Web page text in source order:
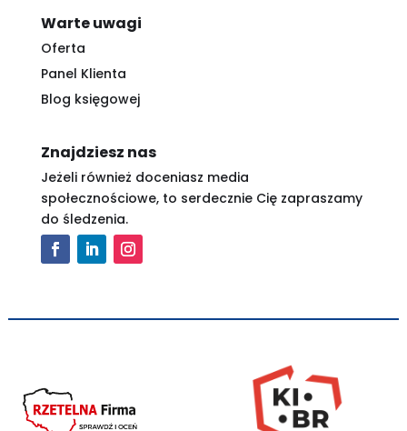
Warte uwagi
Oferta
Panel Klienta
Blog księgowej
Znajdziesz nas
Jeżeli również doceniasz media
społecznościowe, to serdecznie Cię zapraszamy
do śledzenia.